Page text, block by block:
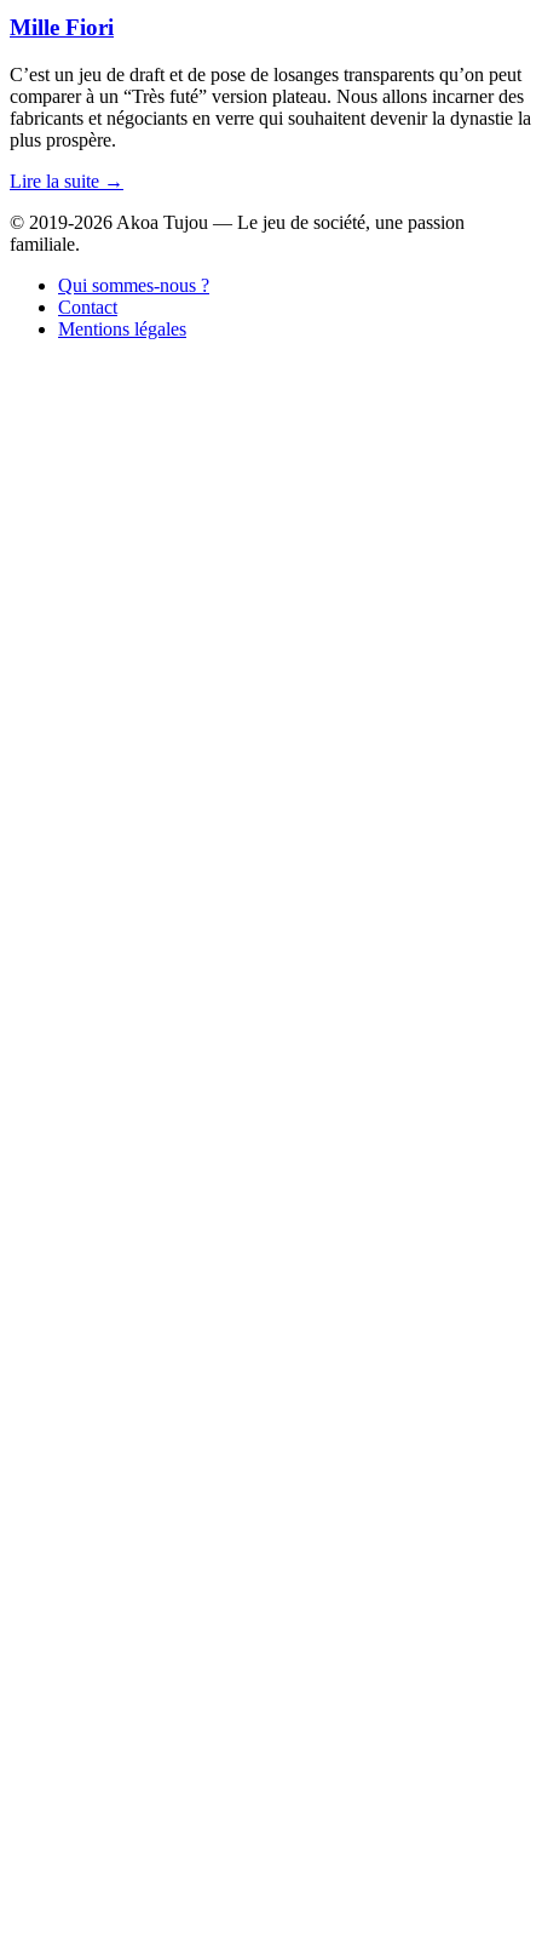
Mille Fiori
C’est un jeu de draft et de pose de losanges transparents qu’on peut
comparer à un “Très futé” version plateau. Nous allons incarner des
fabricants et négociants en verre qui souhaitent devenir la dynastie la
plus prospère.
Lire la suite →
© 2019-2026 Akoa Tujou — Le jeu de société, une passion
familiale.
Qui sommes-nous ?
Contact
Mentions légales